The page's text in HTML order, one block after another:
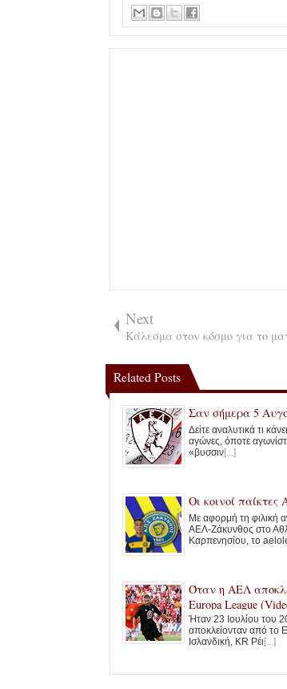
Next
Κάλεσμα στον κόσμο για το
Related Posts
Σαν σήμερα 5
Δείτε αναλυτικά τι
αγώνες, όποτε
«βυσσιν[...]
Οι κοινοί
Με αφορμή τη φιλική
ΑΕΛ-Ζάκυνθος στο
Καρπενησίου, το
Όταν η ΑΕΛ
Europa League
Ήταν 23 Ιουλίου του
αποκλείονταν από το
Ισλανδική, KR Ρέι [...]